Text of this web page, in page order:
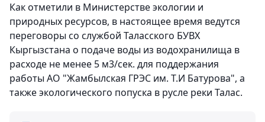
Как отметили в Министерстве экологии и
природных ресурсов, в настоящее время ведутся
переговоры со службой Таласского БУВХ
Кыргызстана о подаче воды из водохранилища в
расходе не менее 5 м3/сек. для поддержания
работы АО "Жамбылская ГРЭС им. Т.И Батурова", а
также экологического попуска в русле реки Талас.